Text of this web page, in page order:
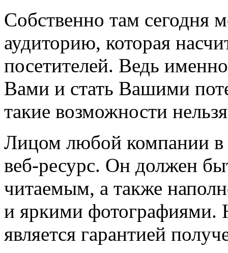
Собственно там
аудиторию, которая
посетителей. Ведь
Вами и стать Вашими
такие возможности
Лицом любой компании в
веб-ресурс. Он должен
читаемым, а также
и яркими фотографиями.
является гарантией